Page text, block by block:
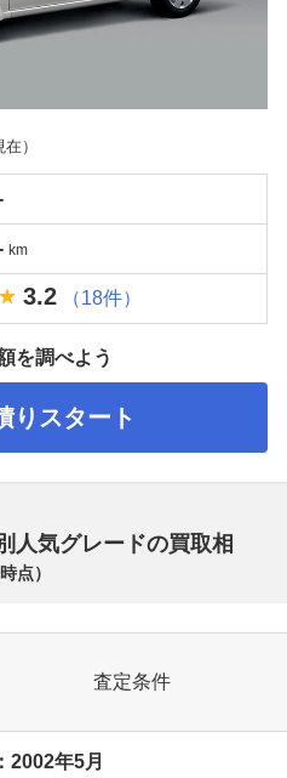
在）
km
3.2 （18件）
を調べよう
りスタート
人気グレードの買取相
時点）
査定条件
2002年5月